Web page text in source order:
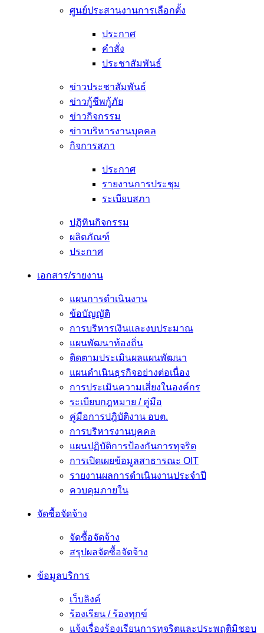
ศูนย์ประสานงานการเลือกตั้ง
ประกาศ
คำสั่ง
ประชาสัมพันธ์
ข่าวประชาสัมพันธ์
ข่าวกู้ชีพกู้ภัย
ข่าวกิจกรรม
ข่าวบริหารงานบุคคล
กิจการสภา
ประกาศ
รายงานการประชุม
ระเบียบสภา
ปฏิทินกิจกรรม
ผลิตภัณฑ์
ประกาศ
เอกสาร/รายงาน
แผนการดำเนินงาน
ข้อบัญญัติ
การบริหารเงินและงบประมาณ
แผนพัฒนาท้องถิ่น
ติดตามประเมินผลแผนพัฒนา
แผนดำเนินธุรกิจอย่างต่อเนื่อง
การประเมินความเสี่ยงในองค์กร
ระเบียบกฎหมาย / คู่มือ
คู่มือการปฎิบัติงาน อบต.
การบริหารงานบุคคล
แผนปฏิบัติการป้องกันการทุจริต
การเปิดเผยข้อมูลสาธารณะ OIT
รายงานผลการดำเนินงานประจำปี
ควบคุมภายใน
จัดซื้อจัดจ้าง
จัดซื้อจัดจ้าง
สรุปผลจัดซื้อจัดจ้าง
ข้อมูลบริการ
เว็บลิงค์
ร้องเรียน / ร้องทุกข์
แจ้งเรื่องร้องเรียนการทุจริตและประพฤติมิชอบ